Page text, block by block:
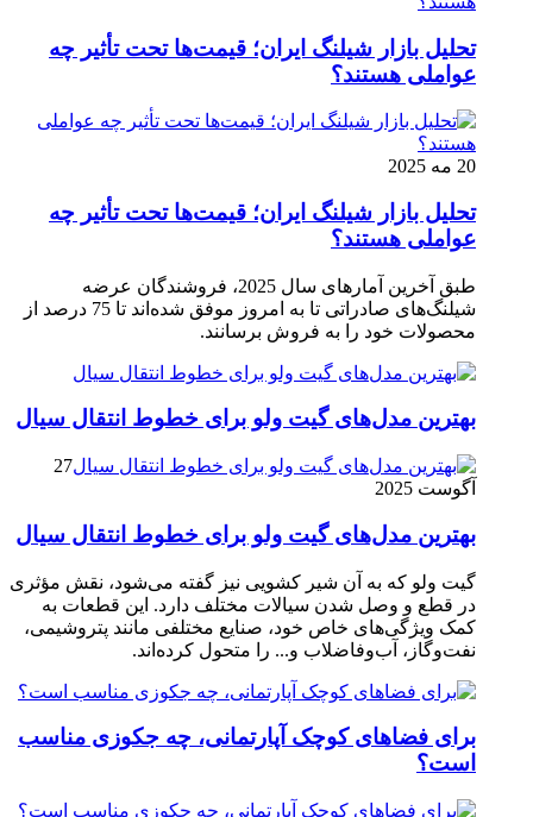
تحلیل بازار شیلنگ ایران؛ قیمت‌ها تحت تأثیر چه
عواملی هستند؟
20 مه 2025
تحلیل بازار شیلنگ ایران؛ قیمت‌ها تحت تأثیر چه
عواملی هستند؟
طبق آخرین آمارهای سال 2025، فروشندگان عرضه
شیلنگ‌های صادراتی تا به امروز موفق شده‌اند تا 75 درصد از
محصولات خود را به فروش برسانند.
بهترین مدل‌های گیت ولو برای خطوط انتقال سیال
27
آگوست 2025
بهترین مدل‌های گیت ولو برای خطوط انتقال سیال
گیت ولو که به آن شیر کشویی نیز گفته می‌شود، نقش مؤثری
در قطع و وصل شدن سیالات مختلف دارد. این قطعات به
کمک ویژگی‌های خاص خود، صنایع مختلفی مانند پتروشیمی،
نفت‌وگاز، آب‌وفاضلاب و... را متحول کرده‌اند.
برای فضاهای کوچک آپارتمانی، چه جکوزی مناسب
است؟